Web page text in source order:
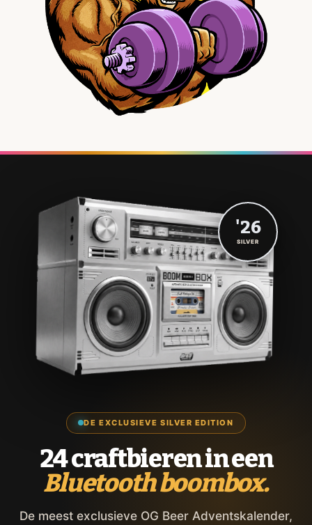
DE EXCLUSIEVE SILVER EDITION
24 craftbieren in een
Bluetooth boombox.
De meest exclusieve OG Beer Adventskalender,
'26
SILVER